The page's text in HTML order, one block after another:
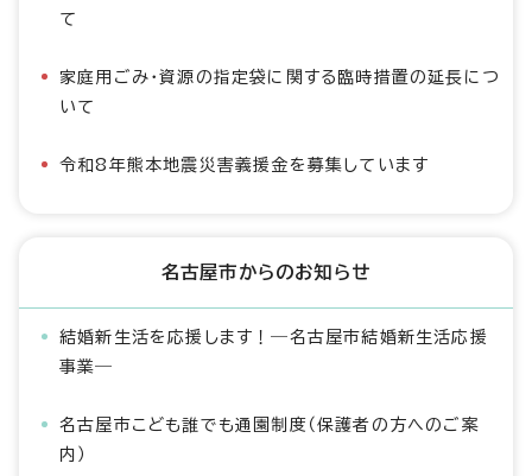
て
家庭用ごみ・資源の指定袋に関する臨時措置の延長につ
いて
令和8年熊本地震災害義援金を募集しています
名古屋市からのお知らせ
結婚新生活を応援します！―名古屋市結婚新生活応援
事業―
名古屋市こども誰でも通園制度（保護者の方へのご案
内）